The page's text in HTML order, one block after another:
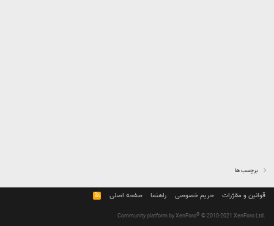
برچسب ها
قوانین و مقرّرات حریم خصوصی راهنما صفحه اصلی
R
S
Community platform by XenForo® © 2010-2021 XenForo Ltd.